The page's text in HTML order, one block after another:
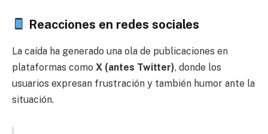
Reacciones en redes sociales
La caída ha generado una ola de publicaciones en
plataformas como X (antes Twitter), donde los
usuarios expresan frustración y también humor ante la
situación.